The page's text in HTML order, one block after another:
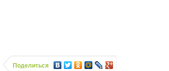
Поделиться